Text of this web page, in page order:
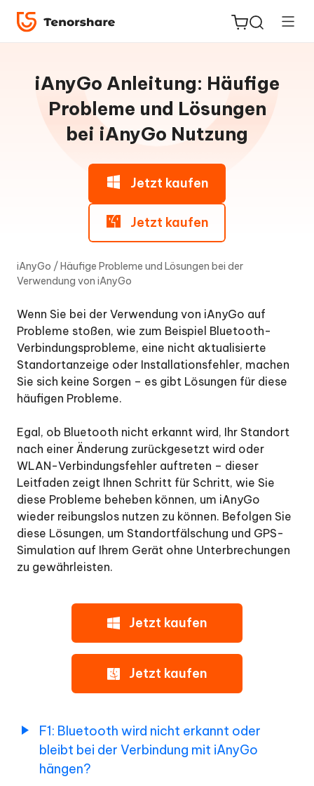
ReiBoot
iAnyGo Anleitung: Häufige
Probleme und Lösungen
bei iAnyGo Nutzung
Jetzt kaufen
Jetzt kaufen
für
Verwendung:
Bluetooth
wird
erkannt
oder
bleibt
bei
der
Verbindung
mit
hängen?
F2:
Wie
behebt
man
das
Hängenbleiben
nach
der
Bluetooth-
Problem,
dass
die
Standortänderung
besondere
Funktionen
man
iAnyGo /Häufige Probleme und Lösungen bei der
Verwendung von iAnyGo
Wenn Sie bei der Verwendung von iAnyGo auf
Probleme stoßen, wie zum Beispiel Bluetooth-
Verbindungsprobleme, eine nicht aktualisierte
Standortanzeige oder Installationsfehler, machen
Sie sich keine Sorgen – es gibt Lösungen für diese
häufigen Probleme.
Egal, ob Bluetooth nicht erkannt wird, Ihr Standort
nach einer Änderung zurückgesetzt wird oder
WLAN-Verbindungsfehler auftreten – dieser
Leitfaden zeigt Ihnen Schritt für Schritt, wie Sie
diese Probleme beheben können, um iAnyGo
wieder reibungslos nutzen zu können. Befolgen Sie
diese Lösungen, um Standortfälschung und GPS-
Simulation auf Ihrem Gerät ohne Unterbrechungen
zu gewährleisten.
Jetzt kaufen
Jetzt kaufen
F1: Bluetooth wird nicht erkannt oder
bleibt bei der Verbindung mit iAnyGo
hängen?